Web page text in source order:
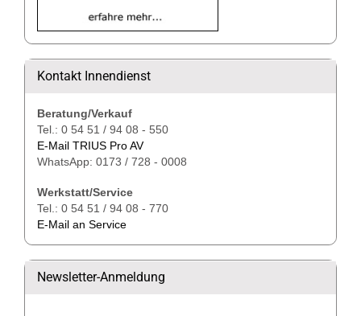
Kontakt Innendienst
Beratung/Verkauf
Tel.: 0 54 51 / 94 08 - 550
E-Mail TRIUS Pro AV
WhatsApp: 0173 / 728 - 0008
Werkstatt/Service
Tel.: 0 54 51 / 94 08 - 770
E-Mail an Service
Newsletter-Anmeldung